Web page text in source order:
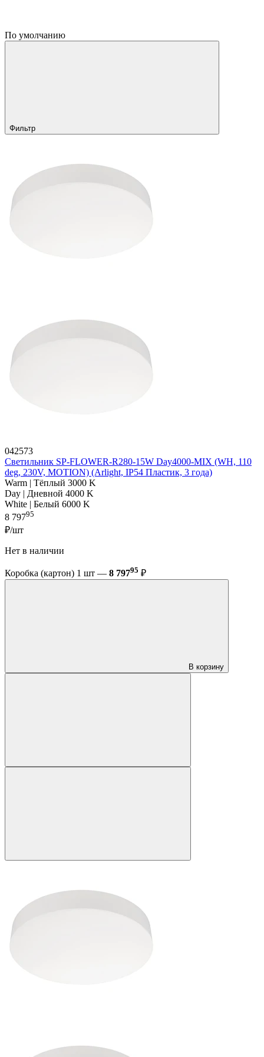
По умолчанию
Фильтр
042573
Светильник SP-FLOWER-R280-15W Day4000-MIX (WH, 110
deg, 230V, MOTION) (Arlight, IP54 Пластик, 3 года)
Warm | Тёплый 3000 K
Day | Дневной 4000 K
White | Белый 6000 K
8 79795
₽/шт
Нет в наличии
Коробка (картон) 1 шт — 8 79795 ₽
В корзину